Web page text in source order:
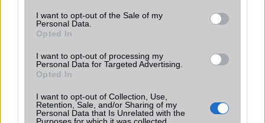
consent section.
I want to opt-out of the Sale of my
Personal Data.
Opted In
I want to opt-out of processing my
Personal Data for Targeted Advertising.
Opted In
I want to opt-out of Collection, Use,
Retention, Sale, and/or Sharing of my
Personal Data that Is Unrelated with the
Purposes for which it was collected.
sokan mégsem tudnak róla
2026.07.12
Az Edge Panel az egyik leghasznosabb funkció, amely
jelentősen felgyorsítja a mindennapi használatot,
miközben a Pixel telefonokból továbbra is hiányzik.